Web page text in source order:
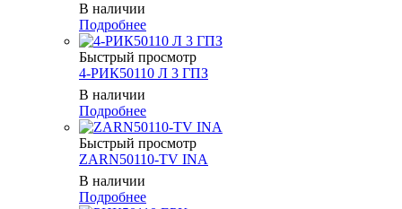
В наличии
Подробнее
Быстрый просмотр
4-РИК50110 Л 3 ГПЗ
В наличии
Подробнее
Быстрый просмотр
ZARN50110-TV INA
В наличии
Подробнее